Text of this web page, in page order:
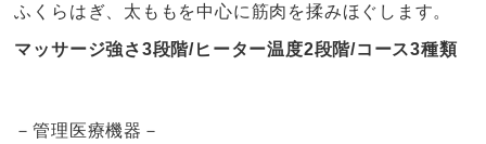
ふくらはぎ、太ももを中心に筋肉を揉みほぐします。
マッサージ強さ3段階/ヒーター温度2段階/コース3種類
－管理医療機器－